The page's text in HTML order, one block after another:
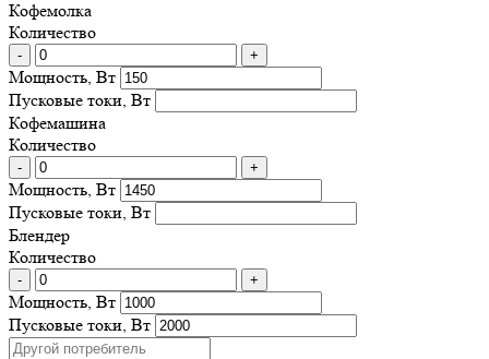
Кофемолка
Количество
- +
Мощность, Вт
Пусковые токи, Вт
Кофемашина
Количество
- +
Мощность, Вт
Пусковые токи, Вт
Блендер
Количество
- +
Мощность, Вт
Пусковые токи, Вт